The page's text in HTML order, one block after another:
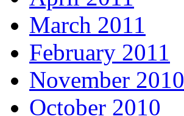
March 2011
February 2011
November 2010
October 2010